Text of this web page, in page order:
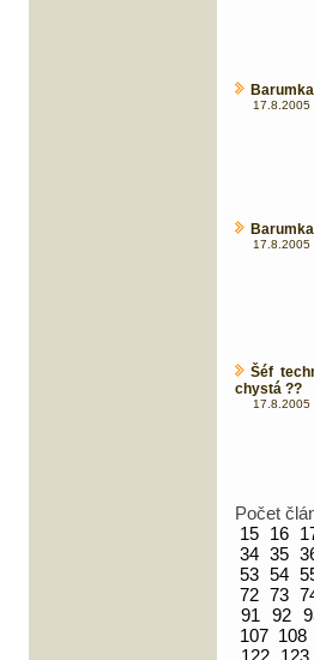
17.8.2005
17.8.2005
Šéf
chystá ??
17.8.2005
Počet
15 16
34 35
53 54
72 73
91
92
107 108
122
123